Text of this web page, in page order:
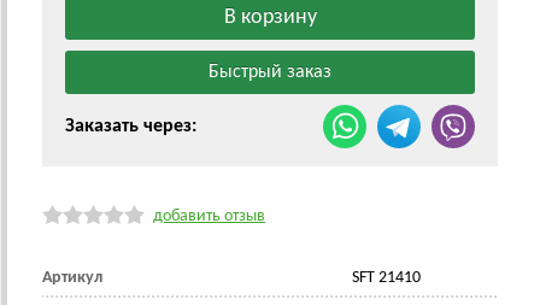
Заказать через:
добавить отзыв
Артикул SFT 21410